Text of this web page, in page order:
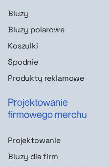
Bluzy
Bluzy polarowe
Koszulki
Spodnie
Produkty reklamowe
Projektowanie
firmowego merchu
Projektowanie
Bluzy dla firm